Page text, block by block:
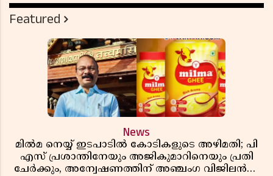
Featured
News
മിൽമ നെയ്യ് ഇടപാടിൽ കോടികളുടെ അഴിമതി; പി
എസ് പ്രശാന്തിനേയും അജികുമാറിനെയും പ്രതി
ചേർക്കും, അന്വേഷണത്തിന് അഞ്ചംഗ വിജിലൻസ്